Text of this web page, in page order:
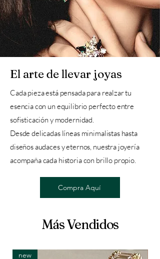
El arte de llevar joyas
Cada pieza está pensada para realzar tu
esencia con un equilibrio perfecto entre
sofisticación y modernidad.
Desde delicadas líneas minimalistas hasta
diseños audaces y eternos, nuestra joyería
acompaña cada historia con brillo propio.
Compra Aquí
Más Vendidos
new